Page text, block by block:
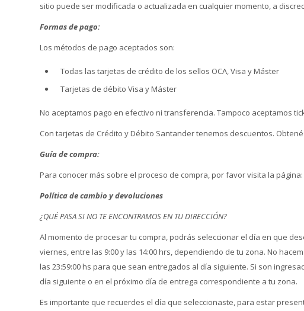
sitio puede ser modificada o actualizada en cualquier momento, a
Formas de pago:
Los métodos de pago aceptados son:
Todas las tarjetas de crédito de los sellos OCA, Visa y Máster
Tarjetas de débito Visa y Máster
No aceptamos pago en efectivo ni transferencia. Tampoco aceptamos
Con tarjetas de Crédito y Débito Santander tenemos descuentos.
Guía de compra:
Para conocer más sobre el proceso de compra, por favor visita la página:
Política de cambio y devoluciones
¿QUÉ PASA SI NO TE ENCONTRAMOS EN TU DIRECCIÓN?
Al momento de procesar tu compra, podrás seleccionar el día en que
viernes, entre las 9:00 y las 14:00 hrs, dependiendo de tu zona. No
las 23:59:00 hs para que sean entregados al día siguiente. Si son
día siguiente o en el próximo día de entrega correspondiente a tu zona.
Es importante que recuerdes el día que seleccionaste, para estar